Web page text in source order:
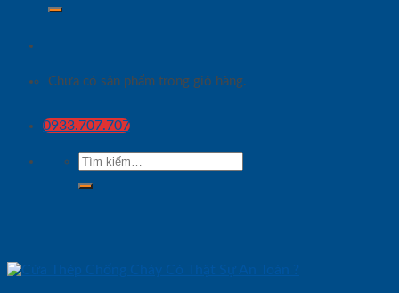
Chưa có sản phẩm trong giỏ hàng.
0933.707.707
Tìm
kiếm: